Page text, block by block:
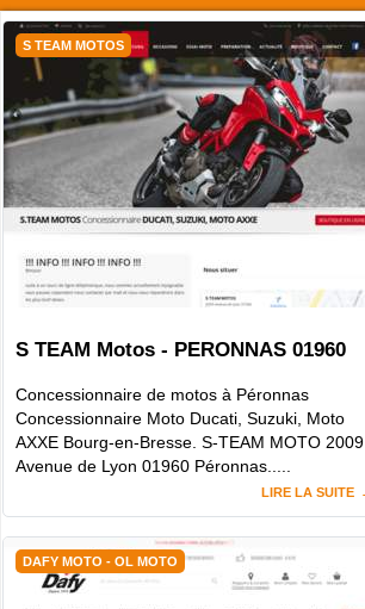
S TEAM MOTOS
S TEAM Motos - PERONNAS 01960
Concessionnaire de motos à Péronnas
Concessionnaire Moto Ducati, Suzuki, Moto
AXXE Bourg-en-Bresse. S-TEAM MOTO 2009
Avenue de Lyon 01960 Péronnas.....
LIRE LA SUITE
DAFY MOTO - OL MOTO